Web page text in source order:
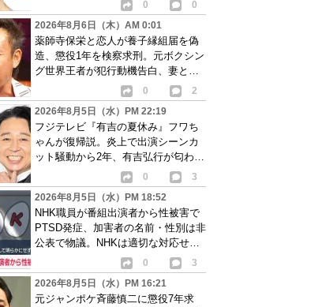
0
0
2026年8月6日（木）AM 0:01
薬師寺保栄と恋人が養子縁組届を偽
造、懲役1年を検察求刑。元ボクシン
グ世界王者が犯行動機告白、妻と離
0
2
2026年8月5日（水）PM 22:19
フジテレビ『有吉の夏休み』フワち
ゃんが復帰説。炎上で出演シーンカ
ット騒動から2年、有吉弘行が匂わせ
0
3
2026年8月5日（水）PM 18:52
NHK職員が番組出演者から性被害で
PTSD発症、加害者の名前・性別は非
公表で物議。NHKは適切な対応せず
0
3
2026年8月5日（水）PM 16:21
元ジャンポケ斉藤慎二に懲役7年求